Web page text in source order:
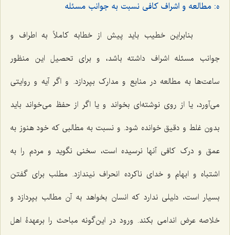
ه: مطالعه و اشراف کافی نسبت به جوانب مسئله
بنابراین خطیب باید پیش از خطابه کاملاً به اطراف و
جوانب مسئله اشراف داشته باشد، و برای تحصیل این منظور
ساعت‌ها به مطالعه در منابع و مدارک بپردازد. و اگر آیه و روایتی
می‌آورد، یا از روی نوشته‌ای بخواند و یا اگر از حفظ می‌خواند باید
بدون غلط و دقیق خوانده شود. و نسبت به مطالبی که خود هنوز به
عمق و درک کافی آنها نرسیده است، سخنی نگوید و مردم را به
اشتباه و ابهام و خدای ناکرده انحراف نیندازد. مطلب برای گفتن
بسیار است، دلیلی ندارد که انسان بخواهد به آن مطالب بپردازد و
خلاصه عرض اندامی بکند. ورود در این‌گونه مباحث را برعهدۀ اهل